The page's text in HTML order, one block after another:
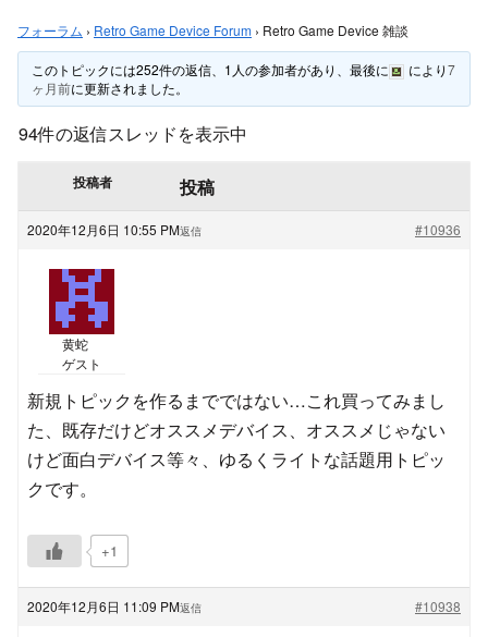
フォーラム › Retro Game Device Forum › Retro Game Device 雑談
このトピックには252件の返信、1人の参加者があり、最後に により7
ヶ月前に更新されました。
94件の返信スレッドを表示中
投稿者 投稿
2020年12月6日 10:55 PM #10936
返信
黄蛇
ゲスト
新規トピックを作るまでではない…これ買ってみまし
た、既存だけどオススメデバイス、オススメじゃない
けど面白デバイス等々、ゆるくライトな話題用トピッ
クです。
+1
2020年12月6日 11:09 PM #10938
返信